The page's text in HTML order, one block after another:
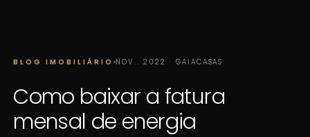
BLOG IMOBILIÁRIO NOV.. 2022 · GAIACASAS
Como baixar a fatura
mensal de energia